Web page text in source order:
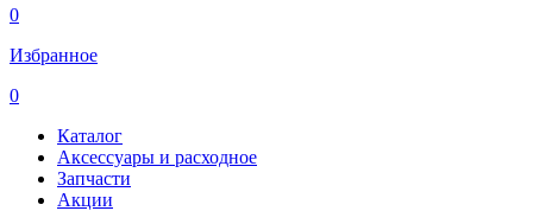
0
Избранное
0
Каталог
Аксессуары и расходное
Запчасти
Акции